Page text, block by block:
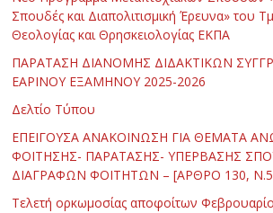
Σπουδές και Διαπολιτισμική Έρευνα» του
Θεολογίας και Θρησκειολογίας ΕΚΠΑ
ΠΑΡΑΤΑΣΗ ΔΙΑΝΟΜΗΣ ΔΙΔΑΚΤΙΚΩΝ
ΕΑΡΙΝΟΥ ΕΞΑΜΗΝΟΥ 2025-2026
Δελτίο Τύπου
ΕΠΕΙΓΟΥΣΑ ΑΝΑΚΟΙΝΩΣΗ ΓΙΑ ΘΕΜΑΤΑ
ΦΟΙΤΗΣΗΣ- ΠΑΡΑΤΑΣΗΣ- ΥΠΕΡΒΑΣΗΣ
ΔΙΑΓΡΑΦΩΝ ΦΟΙΤΗΤΩΝ – [ΑΡΘΡΟ 130,
Τελετή ορκωμοσίας αποφοίτων